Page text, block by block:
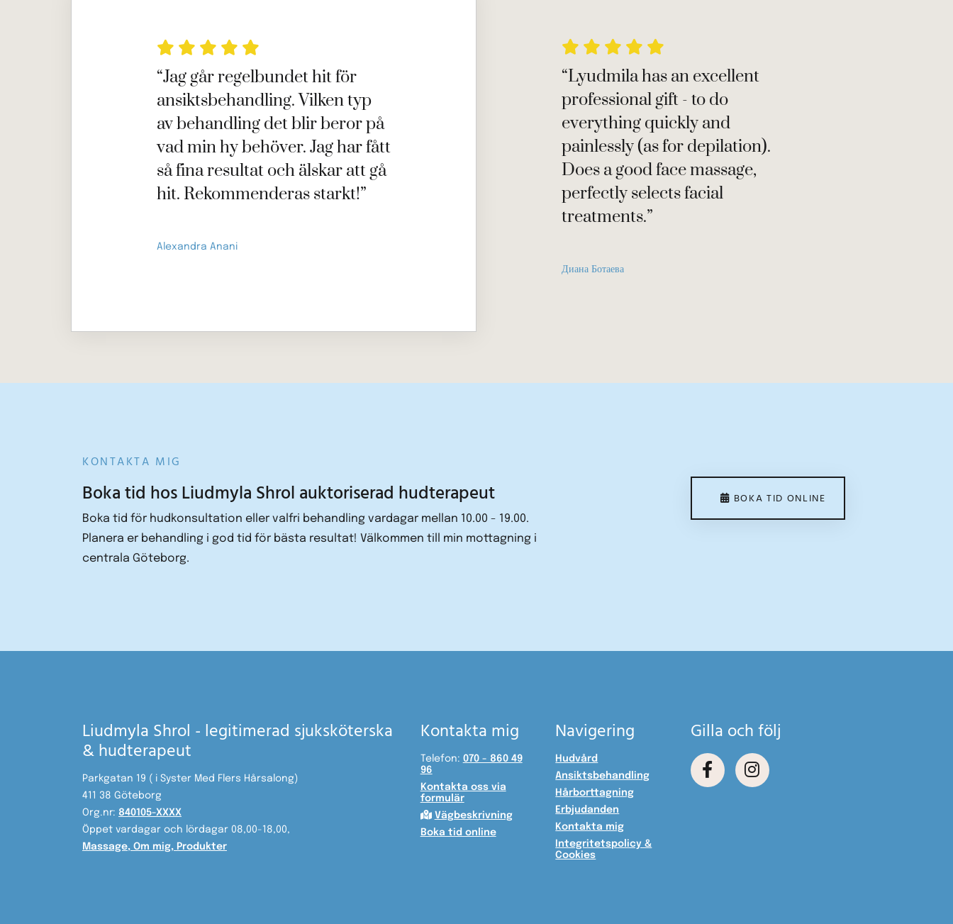
    
“Jag går regelbundet hit för
ansiktsbehandling. Vilken typ
av behandling det blir beror på
vad min hy behöver. Jag har fått
så fina resultat och älskar att gå
hit. Rekommenderas starkt!”
Alexandra Anani
    
“Lyudmila has an excellent
professional gift - to do
everything quickly and
painlessly (as for depilation).
Does a good face massage,
perfectly selects facial
treatments.”
Диана Ботаева
KONTAKTA MIG
Boka tid hos Liudmyla Shrol auktoriserad hudterapeut
Boka tid för hudkonsultation eller valfri behandling vardagar mellan 10.00 - 19.00.
Planera er behandling i god tid för bästa resultat! Välkommen till min mottagning i
centrala Göteborg.
BOKA TID ONLINE
Liudmyla Shrol - legitimerad sjuksköterska
& hudterapeut
Parkgatan 19 ( i Syster Med Flers Hårsalong)
411 38 Göteborg
Org.nr: 840105-XXXX
Öppet vardagar och lördagar 08,00-18,00,
Massage, Om mig, Produkter
Kontakta mig
Telefon: 070 - 860 49
96
Kontakta oss via
formulär
 Vägbeskrivning
Boka tid online
Navigering
Hudvård
Ansiktsbehandling
Hårborttagning
Erbjudanden
Kontakta mig
Integritetspolicy &
Cookies
Gilla och följ